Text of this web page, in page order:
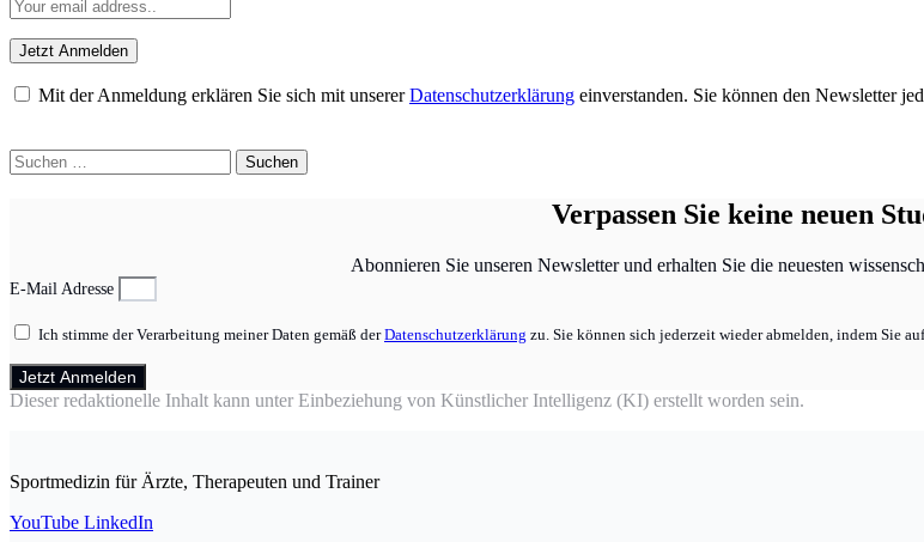
Mit der Anmeldung erklären Sie sich mit unsererDatenschutzerklärung einverstanden. Sie können den Newsletter
Suchen
nach:
Verpassen Sie keine neuen
Abonnieren Sie unseren Newsletter und erhalten Sie die neuesten
E-Mail Adresse
Ich stimme der Verarbeitung meiner Daten gemäß derDatenschutzerklärung zu. Sie können sich jederzeit wieder abmelden, indem Sie
Jetzt Anmelden
Dieser redaktionelle Inhalt kann unter Einbeziehung von Künstlicher Intelligenz (KI) erstellt worden sein.
Sportmedizin für Ärzte, Therapeuten und Trainer
YouTube LinkedIn